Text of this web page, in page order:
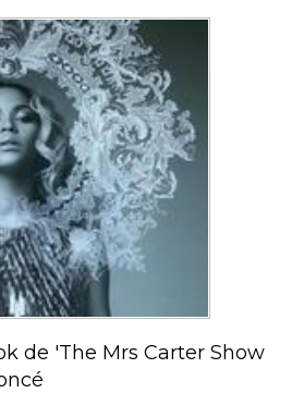
de 'The Mrs Carter Show